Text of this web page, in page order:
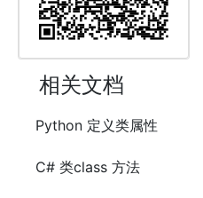
相关文档
Python 定义类属性
C# 类class 方法